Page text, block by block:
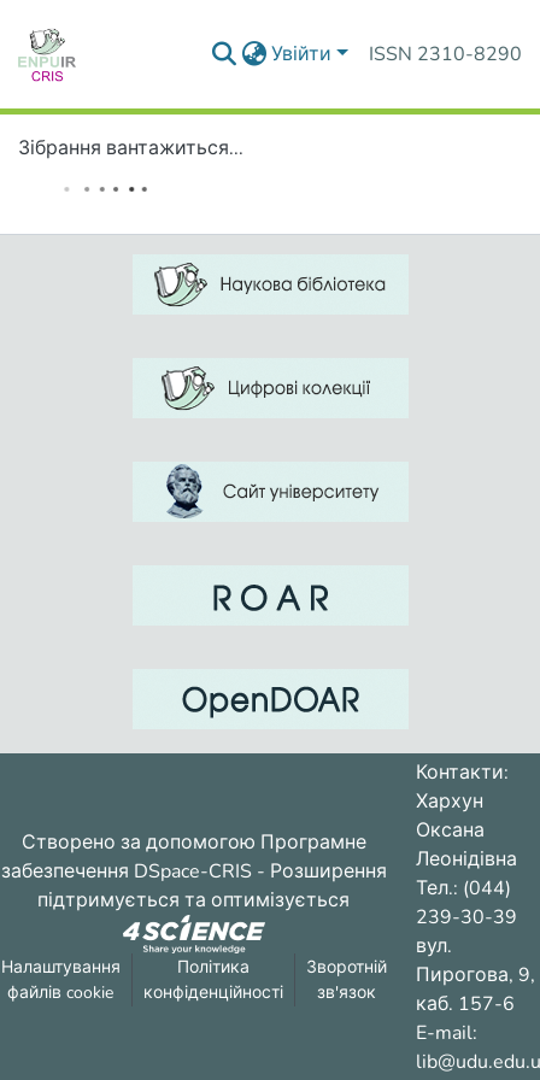
Увійти ISSN 2310-8290
Зібрання вантажиться...
Створено за допомогою Програмне
забезпечення DSpace-CRIS - Розширення
підтримується та оптимізується
Налаштування
файлів cookie
Політика
конфіденційності
Зворотній
зв'язок
Контакти:
Хархун
Оксана
Леонідівна
Тел.: (044)
239-30-39
вул.
Пирогова, 9,
каб. 157-6
E-mail: